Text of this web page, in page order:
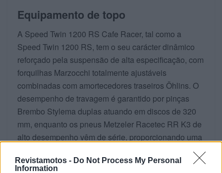
Revistamotos - Do Not Process My Personal
Information
Equipamento de topo
A Speed Twin 1200 RS Cafe Racer, tal como a
Speed Twin 1200 RS, tem o seu carácter dinâmico
reforçado pela suspensão de alta especificação, com
forquilhas Marzocchi totalmente ajustáveis
combinadas com amortecedores traseiros Öhlins. O
desempenho de travagem é garantido por pinças
Brembo Stylema duplas atuando em discos de 320
mm, enquanto os pneus Metzeler Racetec RR K3 de
alto desempenho vêm de série, proporcionando uma
consistente na manete.